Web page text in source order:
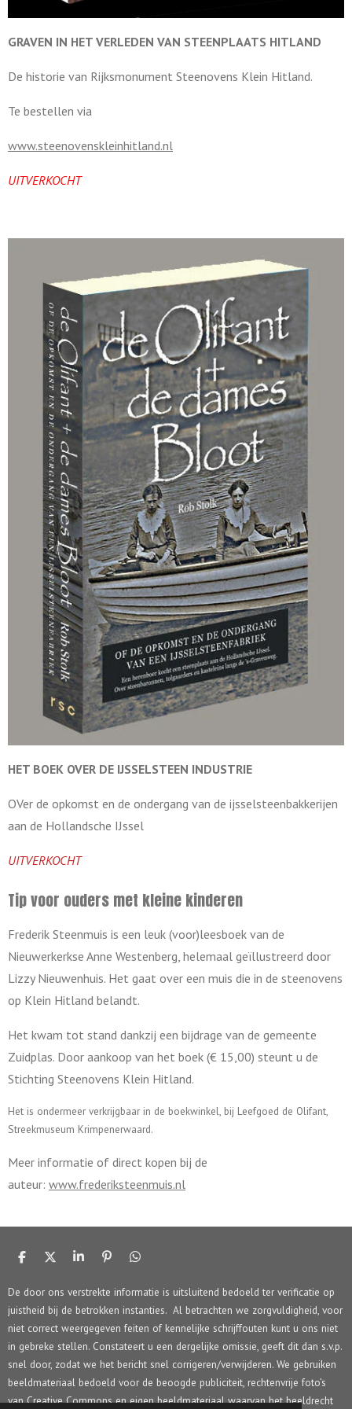
GRAVEN IN HET VERLEDEN VAN STEENPLAATS HITLAND
De historie van Rijksmonument Steenovens Klein Hitland.
Te bestellen via
www.steenovenskleinhitland.nl
UITVERKOCHT
HET BOEK OVER DE IJSSELSTEEN INDUSTRIE
OVer de opkomst en de ondergang van de ijsselsteenbakkerijen
aan de Hollandsche IJssel
UITVERKOCHT
Tip voor ouders met kleine kinderen
Frederik Steenmuis is een leuk (voor)leesboek van de
Nieuwerkerkse Anne Westenberg, helemaal geïllustreerd door
Lizzy Nieuwenhuis. Het gaat over een muis die in de steenovens
op Klein Hitland belandt.
Het kwam tot stand dankzij een bijdrage van de gemeente
Zuidplas. Door aankoop van het boek (€ 15,00) steunt u de
Stichting Steenovens Klein Hitland.
Het is ondermeer verkrijgbaar in de boekwinkel, bij Leefgoed de Olifant,
Streekmuseum Krimpenerwaard.
Meer informatie of direct kopen bij de
auteur: www.frederiksteenmuis.nl
D
e
n
D
e
l
S
a
r
e
P
n
n
e
n
D
l
e
n
De door ons verstrekte informatie is uitsluitend bedoeld ter verificatie op
juistheid bij de betrokken instanties. Al betrachten we zorgvuldigheid, voor
niet correct weergegeven feiten of kennelijke schrijffouten kunt u ons niet
in gebreke stellen. Constateert u een dergelijke omissie, geeft dit dan s.v.p.
snel door, zodat we het bericht snel corrigeren/verwijderen. We gebruiken
beeldmateriaal bedoeld voor de beoogde publiciteit, rechtenvrije foto’s
van Creative Commons en eigen beeldmateriaal waarvan het beeldrecht